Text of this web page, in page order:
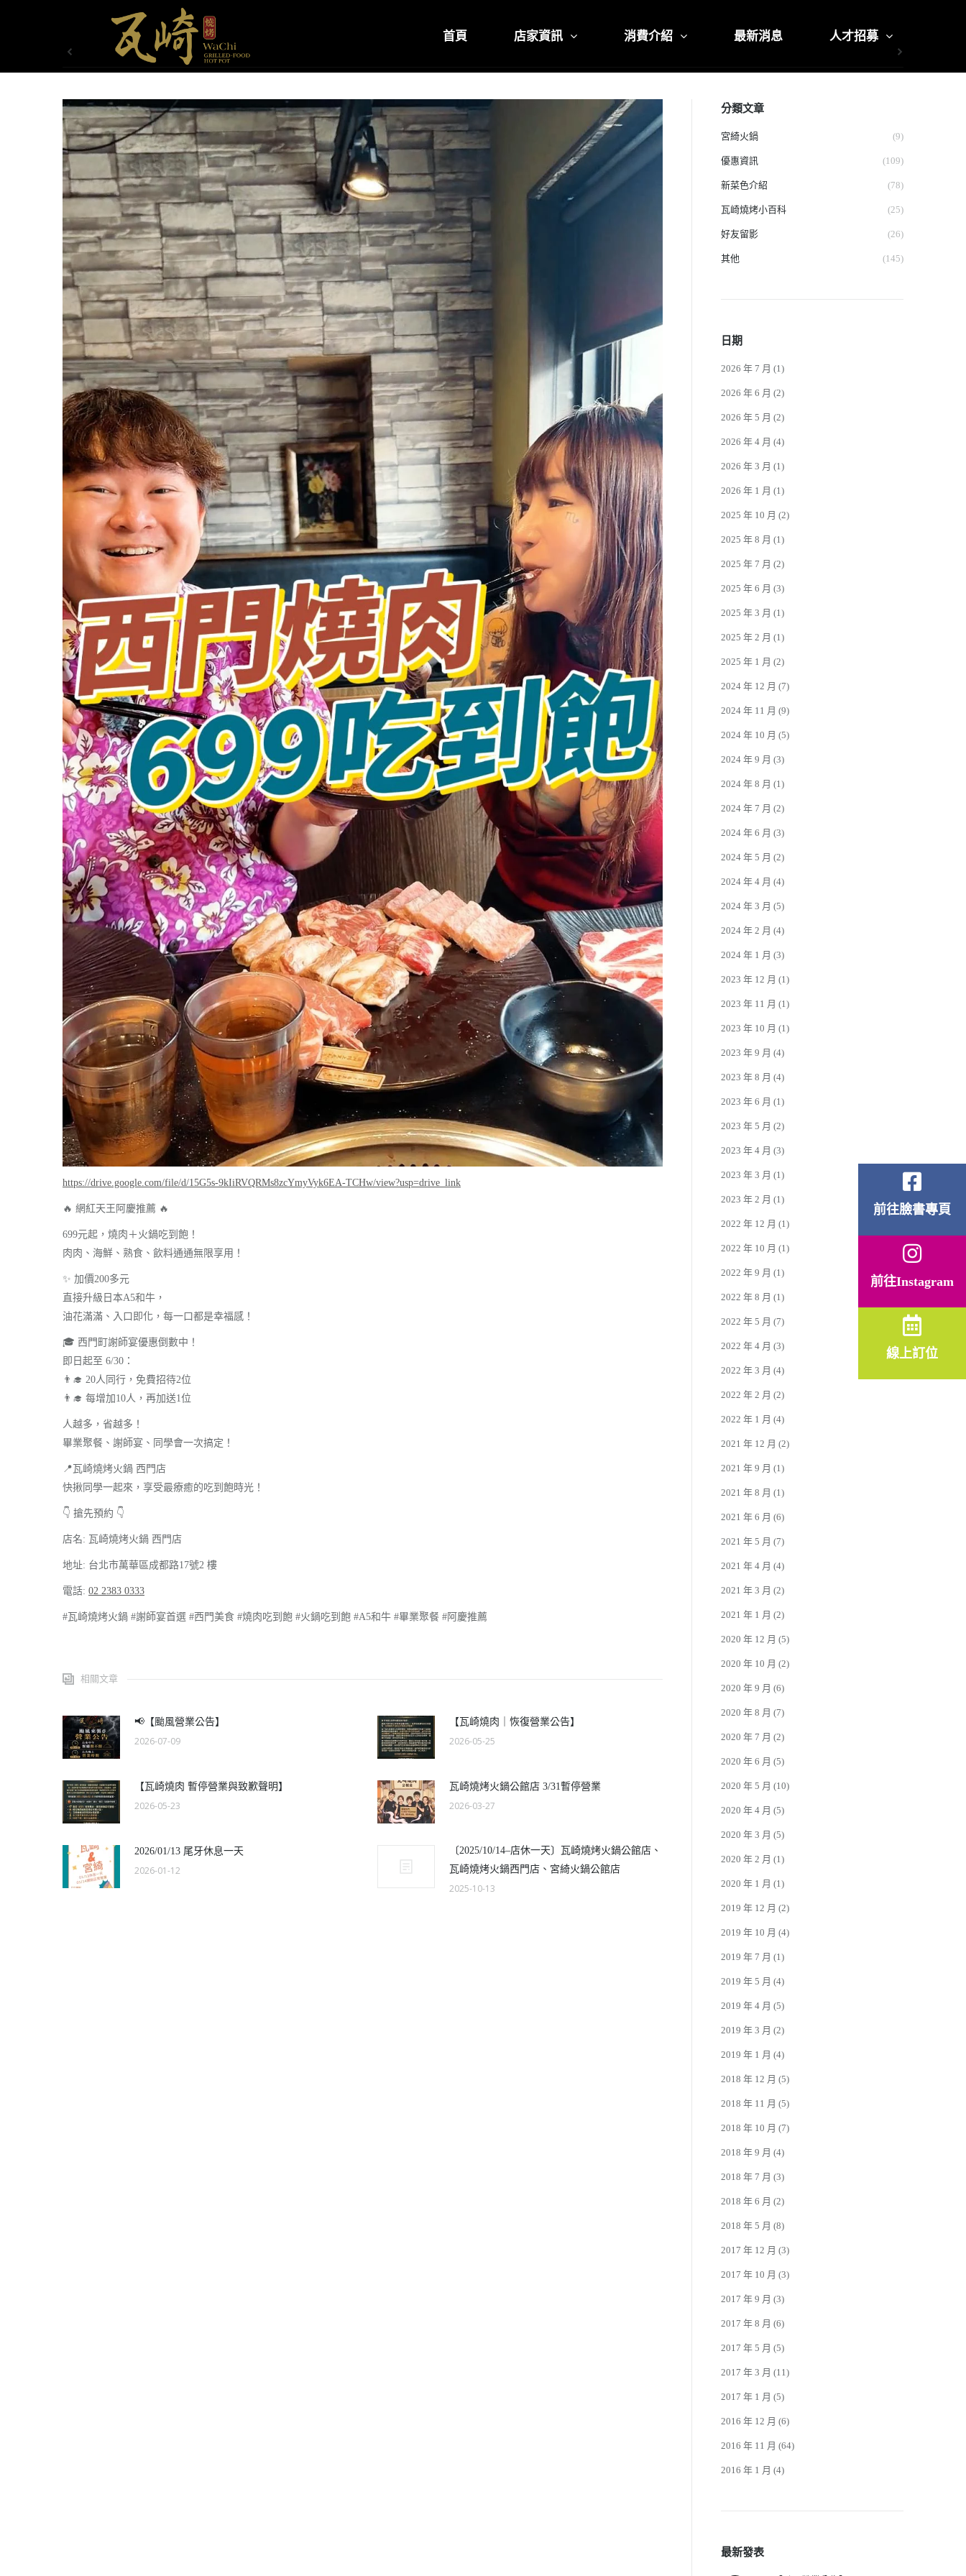
首頁 店家資訊 消費介紹 最新消息 人才招募
https://drive.google.com/file/d/15G5s-9kIiRVQRMs8zcYmyVyk6EA-TCHw/view?usp=drive_link
🔥 網紅天王阿慶推薦 🔥
699元起，燒肉＋火鍋吃到飽！
肉肉、海鮮、熟食、飲料通通無限享用！
✨ 加價200多元
直接升級日本A5和牛，
油花滿滿、入口即化，每一口都是幸福感！
🎓 西門町謝師宴優惠倒數中！
即日起至 6/30：
👨‍🎓 20人同行，免費招待2位
👨‍🎓 每增加10人，再加送1位
人越多，省越多！
畢業聚餐、謝師宴、同學會一次搞定！
📍瓦崎燒烤火鍋 西門店
快揪同學一起來，享受最療癒的吃到飽時光！
👇 搶先預約 👇
店名: 瓦崎燒烤火鍋 西門店
地址: 台北市萬華區成都路17號2 樓
電話: 02 2383 0333
#瓦崎燒烤火鍋 #謝師宴首選 #西門美食 #燒肉吃到飽 #火鍋吃到飽 #A5和牛 #畢業聚餐 #阿慶推薦
相關文章
📢【颱風營業公告】
2026-07-09
【瓦崎燒肉｜恢復營業公告】
2026-05-25
【瓦崎燒肉 暫停營業與致歉聲明】
2026-05-23
瓦崎燒烤火鍋公館店 3/31暫停營業
2026-03-27
2026/01/13 尾牙休息一天
2026-01-12
〔2025/10/14–店休一天〕瓦崎燒烤火鍋公館店、
瓦崎燒烤火鍋西門店、宮綺火鍋公館店
2025-10-13
分類文章
宮綺火鍋 (9)
優惠資訊 (109)
新菜色介紹 (78)
瓦崎燒烤小百科 (25)
好友留影 (26)
其他 (145)
日期
2026 年 7 月 (1)
2026 年 6 月 (2)
2026 年 5 月 (2)
2026 年 4 月 (4)
2026 年 3 月 (1)
2026 年 1 月 (1)
2025 年 10 月 (2)
2025 年 8 月 (1)
2025 年 7 月 (2)
2025 年 6 月 (3)
2025 年 3 月 (1)
2025 年 2 月 (1)
2025 年 1 月 (2)
2024 年 12 月 (7)
2024 年 11 月 (9)
2024 年 10 月 (5)
2024 年 9 月 (3)
2024 年 8 月 (1)
2024 年 7 月 (2)
2024 年 6 月 (3)
2024 年 5 月 (2)
2024 年 4 月 (4)
2024 年 3 月 (5)
2024 年 2 月 (4)
2024 年 1 月 (3)
2023 年 12 月 (1)
2023 年 11 月 (1)
2023 年 10 月 (1)
2023 年 9 月 (4)
2023 年 8 月 (4)
2023 年 6 月 (1)
2023 年 5 月 (2)
2023 年 4 月 (3)
2023 年 3 月 (1)
2023 年 2 月 (1)
2022 年 12 月 (1)
2022 年 10 月 (1)
2022 年 9 月 (1)
2022 年 8 月 (1)
2022 年 5 月 (7)
2022 年 4 月 (3)
2022 年 3 月 (4)
2022 年 2 月 (2)
2022 年 1 月 (4)
2021 年 12 月 (2)
2021 年 9 月 (1)
2021 年 8 月 (1)
2021 年 6 月 (6)
2021 年 5 月 (7)
2021 年 4 月 (4)
2021 年 3 月 (2)
2021 年 1 月 (2)
2020 年 12 月 (5)
2020 年 10 月 (2)
2020 年 9 月 (6)
2020 年 8 月 (7)
2020 年 7 月 (2)
2020 年 6 月 (5)
2020 年 5 月 (10)
2020 年 4 月 (5)
2020 年 3 月 (5)
2020 年 2 月 (1)
2020 年 1 月 (1)
2019 年 12 月 (2)
2019 年 10 月 (4)
2019 年 7 月 (1)
2019 年 5 月 (4)
2019 年 4 月 (5)
2019 年 3 月 (2)
2019 年 1 月 (4)
2018 年 12 月 (5)
2018 年 11 月 (5)
2018 年 10 月 (7)
2018 年 9 月 (4)
2018 年 7 月 (3)
2018 年 6 月 (2)
2018 年 5 月 (8)
2017 年 12 月 (3)
2017 年 10 月 (3)
2017 年 9 月 (3)
2017 年 8 月 (6)
2017 年 5 月 (5)
2017 年 3 月 (11)
2017 年 1 月 (5)
2016 年 12 月 (6)
2016 年 11 月 (64)
2016 年 1 月 (4)
最新發表
前往臉書專頁
前往Instagram
線上訂位